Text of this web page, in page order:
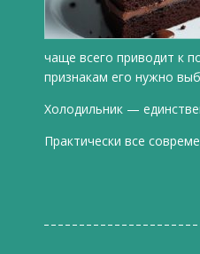
чаще всего приводит к
признакам его нужно
Холодильник —
Практически все